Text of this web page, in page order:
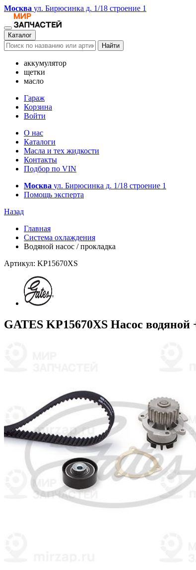
Москва ул. Бирюсинка д. 1/18 строение 1
Каталог
Найти
аккумулятор
щетки
масло
Гараж
Корзина
Войти
О нас
Каталоги
Масла и тех жидкости
Контакты
Подбор по VIN
Москва ул. Бирюсинка д. 1/18 строение 1
Помощь эксперта
Назад
Главная
Система охлаждения
Водяной насос / прокладка
Артикул: KP15670XS
GATES KP15670XS Насос водяной